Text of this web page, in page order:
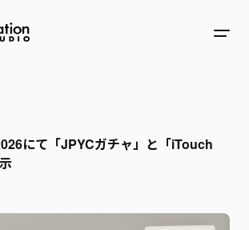
にて「JPYCガチャ」と「iTouch